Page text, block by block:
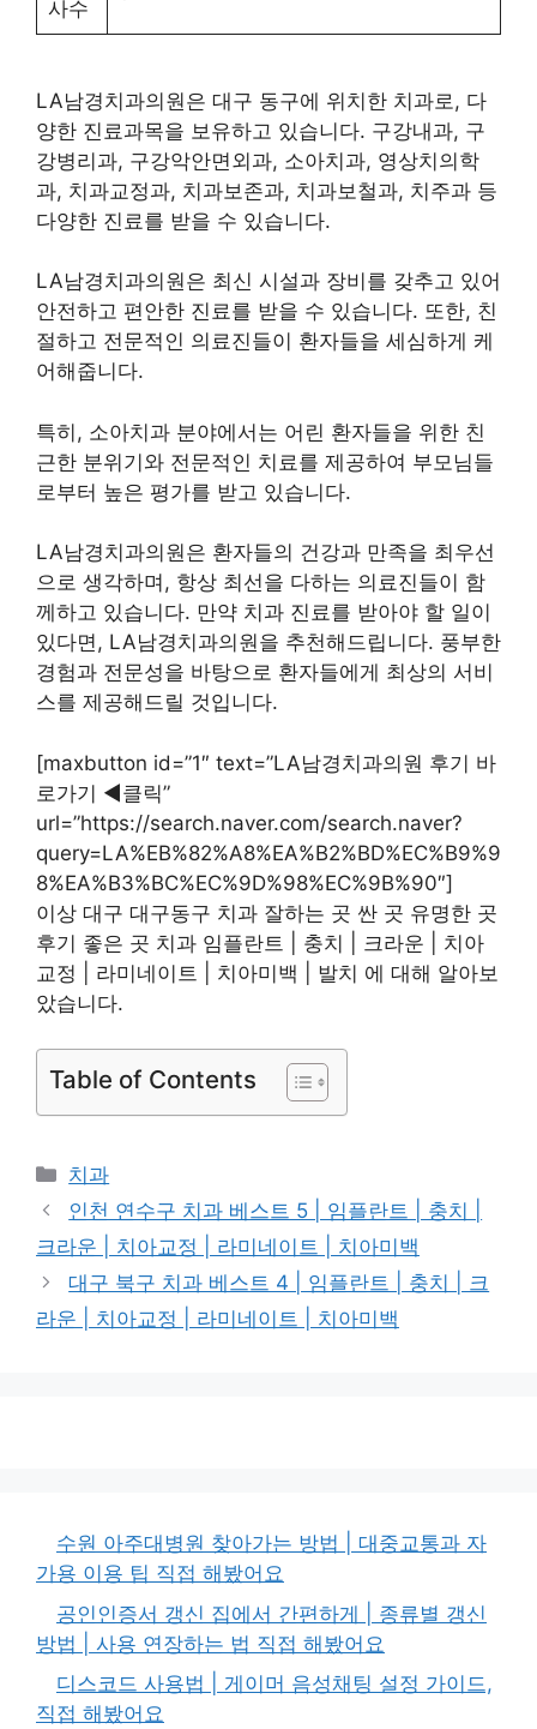
총의
1
LA남경치과의원은 대구 동구에 위치한 치과로, 다
양한 진료과목을 보유하고 있습니다. 구강내과, 구
강병리과, 구강악안면외과, 소아치과, 영상치의학
과, 치과교정과, 치과보존과, 치과보철과, 치주과 등
다양한 진료를 받을 수 있습니다.
LA남경치과의원은 최신 시설과 장비를 갖추고 있어
안전하고 편안한 진료를 받을 수 있습니다. 또한, 친
절하고 전문적인 의료진들이 환자들을 세심하게 케
어해줍니다.
특히, 소아치과 분야에서는 어린 환자들을 위한 친
근한 분위기와 전문적인 치료를 제공하여 부모님들
로부터 높은 평가를 받고 있습니다.
LA남경치과의원은 환자들의 건강과 만족을 최우선
으로 생각하며, 항상 최선을 다하는 의료진들이 함
께하고 있습니다. 만약 치과 진료를 받아야 할 일이
있다면, LA남경치과의원을 추천해드립니다. 풍부한
경험과 전문성을 바탕으로 환자들에게 최상의 서비
스를 제공해드릴 것입니다.
[maxbutton id=”1″ text=”LA남경치과의원 후기 바
로가기 ◀︎클릭”
url=”https://search.naver.com/search.naver?
query=LA%EB%82%A8%EA%B2%BD%EC%B9%9
8%EA%B3%BC%EC%9D%98%EC%9B%90″]
이상 대구 대구동구 치과 잘하는 곳 싼 곳 유명한 곳
후기 좋은 곳 치과 임플란트 | 충치 | 크라운 | 치아
교정 | 라미네이트 | 치아미백 | 발치 에 대해 알아보
았습니다.
Table of Contents
카
테
고
리
치과
인천 연수구 치과 베스트 5 | 임플란트 | 충치 |
크라운 | 치아교정 | 라미네이트 | 치아미백
대구 북구 치과 베스트 4 | 임플란트 | 충치 | 크
수원 아주대병원 찾아가는 방법 | 대중교통과 자
가용 이용 팁 직접 해봤어요
공인인증서 갱신 집에서 간편하게 | 종류별 갱신
방법 | 사용 연장하는 법 직접 해봤어요